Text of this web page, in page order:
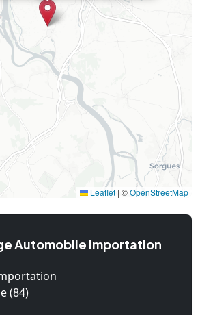
Leaflet | ©OpenStreetMap
Automobile Importation
(84)